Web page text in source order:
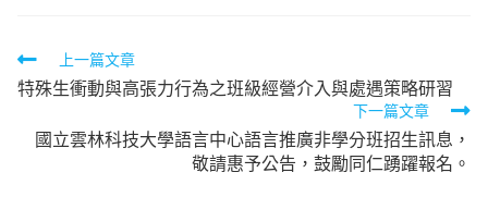
Read
more
articles
上一篇文章
特殊生衝動與高張力行為之班級經營介入與處遇策略研習
下一篇文章
國立雲林科技大學語言中心語言推廣非學分班招生訊息，
敬請惠予公告，鼓勵同仁踴躍報名。